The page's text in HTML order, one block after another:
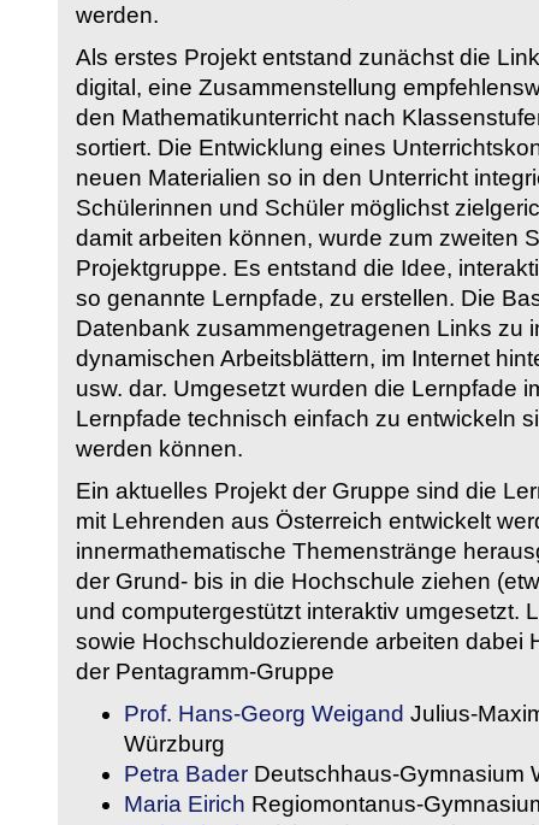
werden.
Als erstes Projekt entstand zunächst die
digital, eine Zusammenstellung
den Mathematikunterricht nach
sortiert. Die Entwicklung eines
neuen Materialien so in den Unterricht
Schülerinnen und Schüler möglichst
damit arbeiten können, wurde zum zweiten
Projektgruppe. Es entstand die Idee,
so genannte Lernpfade, zu erstellen. Die
Datenbank zusammengetragenen Links zu
dynamischen Arbeitsblättern, im Internet
usw. dar. Umgesetzt wurden die Lernpfade
Lernpfade technisch einfach zu entwickeln
werden können.
Ein aktuelles Projekt der Gruppe sind die
mit Lehrenden aus Österreich entwickelt
innermathematische Themenstränge
der Grund- bis in die Hochschule ziehen
und computergestützt interaktiv umgesetzt.
sowie Hochschuldozierende arbeiten dabei
der Pentagramm-Gruppe
Prof. Hans-Georg Weigand Julius-
Würzburg
Petra Bader Deutschhaus-Gymnasium
Maria Eirich Regiomontanus-